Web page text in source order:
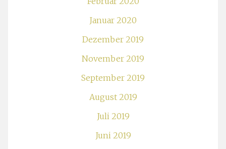
Januar 2020
Dezember 2019
November 2019
September 2019
August 2019
Juli 2019
Juni 2019